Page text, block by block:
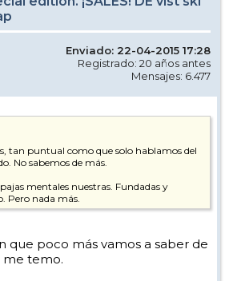
Enviado: 22-04-2015 17:28
Registrado: 20 años antes
Mensajes: 6.477
tan puntual como que solo hablamos del
No sabemos de más.
mentales nuestras. Fundadas y
Pero nada más.
que poco más vamos a saber de
me temo.